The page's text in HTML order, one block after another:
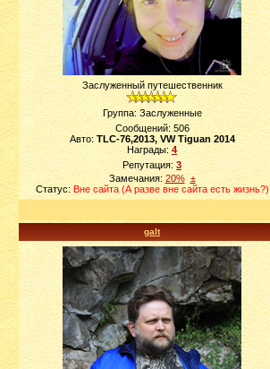
Заслуженный путешественник
Группа: Заслуженные
Сообщений: 506
Авто: TLC-76,2013, VW Tiguan 2014
Награды: 4
Репутация:3
Замечания: 20% ±
Статус: Вне сайта (А разве вне сайта есть жизнь?)
galt